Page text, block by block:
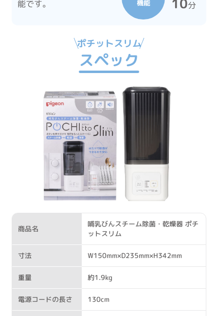
能です。 機能 分
ポチットスリム
スペック
商品名
哺乳びんスチーム除菌・乾燥器 ポチ
ットスリム
寸法 W150mm×D235mm×H342mm
重量 約1.9kg
電源コードの長さ 130cm